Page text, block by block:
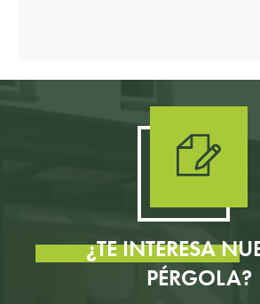
¿TE INTERESA
PÉRGOLA?